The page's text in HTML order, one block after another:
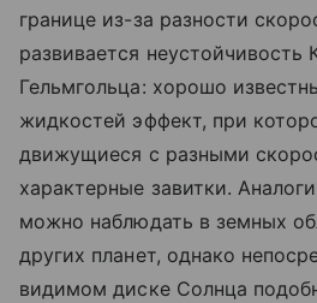
границе из-за разности
развивается неустойчивость
Гельмгольца: хорошо
жидкостей эффект, при
движущиеся с разными
характерные завитки.
можно наблюдать в земных
других планет, однако
видимом диске Солнца